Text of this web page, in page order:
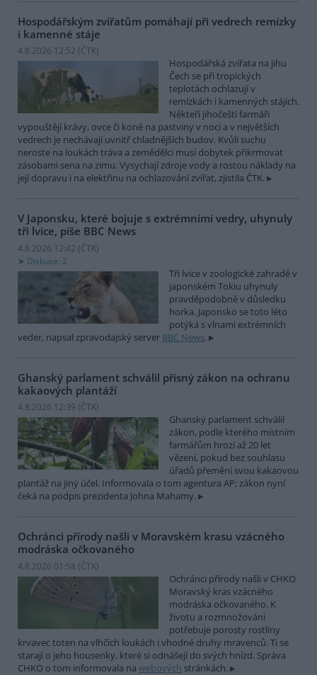
Hospodářským zvířatům pomáhají při vedrech remízky
i kamenné stáje
4.8.2026 12:52 (ČTK)
Hospodářská zvířata na jihu
Čech se při tropických
teplotách ochlazují v
remízkách i kamenných stájích.
Někteří jihočeští farmáři
vypouštějí krávy, ovce či koně na pastviny v noci a v největších
vedrech je nechávají uvnitř chladnějších budov. Kvůli suchu
neroste na loukách tráva a zemědělci musí dobytek přikrmovat
zásobami sena na zimu. Vysychají zdroje vody a rostou náklady na
její dopravu i na elektřinu na ochlazování zvířat, zjistila ČTK.
V Japonsku, které bojuje s extrémními vedry, uhynuly
tři lvice, píše BBC News
4.8.2026 12:42 (ČTK)
Diskuse: 2
Tři lvice v zoologické zahradě v
japonském Tokiu uhynuly
pravděpodobně v důsledku
horka. Japonsko se toto léto
potýká s vlnami extrémních
veder, napsal zpravodajský server BBC News.
Ghanský parlament schválil přísný zákon na ochranu
kakaových plantáží
4.8.2026 12:39 (ČTK)
Ghanský parlament schválil
zákon, podle kterého místním
farmářům hrozí až 20 let
vězení, pokud bez souhlasu
úřadů přemění svou kakaovou
plantáž na jiný účel. Informovala o tom agentura AP; zákon nyní
čeká na podpis prezidenta Johna Mahamy.
Ochránci přírody našli v Moravském krasu vzácného
modráska očkovaného
4.8.2026 01:58 (ČTK)
Ochránci přírody našli v CHKO
Moravský kras vzácného
modráska očkovaného. K
životu a rozmnožování
potřebuje porosty rostliny
krvavec toten na vlhčích loukách i vhodné druhy mravenců. Ti se
starají o jeho housenky, které si odnášejí do svých hnízd. Správa
CHKO o tom informovala na webových stránkách.